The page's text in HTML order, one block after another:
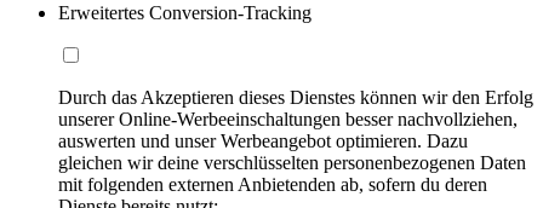
Erweitertes Conversion-Tracking
Durch das Akzeptieren dieses Dienstes können wir den Erfolg
unserer Online-Werbeeinschaltungen besser nachvollziehen,
auswerten und unser Werbeangebot optimieren. Dazu
gleichen wir deine verschlüsselten personenbezogenen Daten
mit folgenden externen Anbietenden ab, sofern du deren